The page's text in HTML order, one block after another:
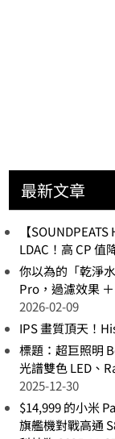
最新文章
【
LDAC！高 CP 值
你以為的「乾淨
Pro，過濾效果
2026-02-09
IPS 畫質頂天！
標題：超巨照明
光譜雙色 LED、
2025-12-30
$14,999 的小米
旗艦機對戰高通